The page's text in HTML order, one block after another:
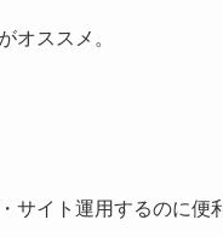
オススメ。
サイト運用するのに便